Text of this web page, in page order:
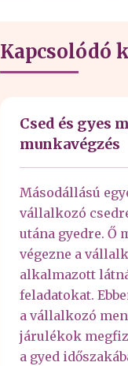
Kapcsolódó
Csed és gyes
munkavégzés
Másodállású
vállalkozó
utána gyedre. Ő
végezne a
alkalmazott
feladatokat.
a vállalkozó
járulékok
a gyed